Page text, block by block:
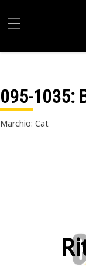
095-1035:
Marchio: Cat